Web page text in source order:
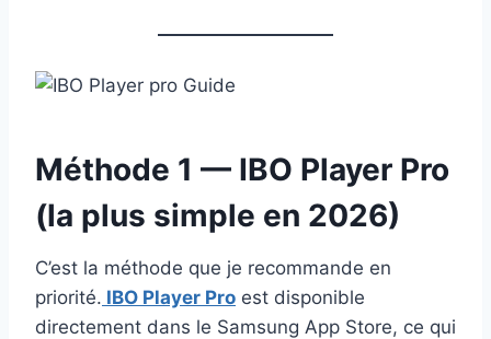
Méthode 1 — IBO Player Pro
(la plus simple en 2026)
C’est la méthode que je recommande en
priorité. IBO Player Pro est disponible
directement dans le Samsung App Store, ce qui